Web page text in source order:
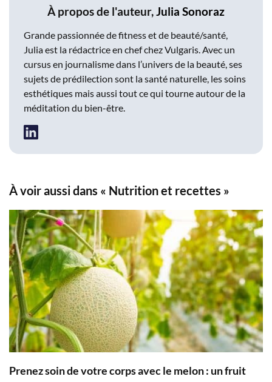
À propos de l'auteur,Julia Sonoraz
Grande passionnée de fitness et de beauté/santé,
Julia est la rédactrice en chef chez Vulgaris. Avec un
cursus en journalisme dans l’univers de la beauté, ses
sujets de prédilection sont la santé naturelle, les soins
esthétiques mais aussi tout ce qui tourne autour de la
méditation du bien-être.
À voir aussi dans « Nutrition et recettes »
Prenez soin de votre corps avec le melon : un fruit